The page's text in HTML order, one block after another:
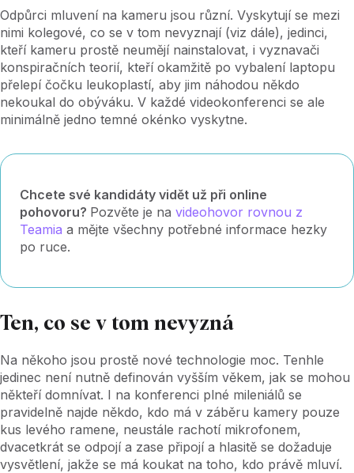
Odpůrci mluvení na kameru jsou různí. Vyskytují se mezi
nimi kolegové, co se v tom nevyznají (viz dále), jedinci,
kteří kameru prostě neumějí nainstalovat, i vyznavači
konspiračních teorií, kteří okamžitě po vybalení laptopu
přelepí čočku leukoplastí, aby jim náhodou někdo
nekoukal do obýváku. V každé videokonferenci se ale
minimálně jedno temné okénko vyskytne.
Chcete své kandidáty vidět už při online
pohovoru? Pozvěte je na videohovor rovnou z
Teamia a mějte všechny potřebné informace hezky
po ruce.
Ten, co se v tom nevyzná
Na někoho jsou prostě nové technologie moc. Tenhle
jedinec není nutně definován vyšším věkem, jak se mohou
někteří domnívat. I na konferenci plné mileniálů se
pravidelně najde někdo, kdo má v záběru kamery pouze
kus levého ramene, neustále rachotí mikrofonem,
dvacetkrát se odpojí a zase připojí a hlasitě se dožaduje
vysvětlení, jakže se má koukat na toho, kdo právě mluví.